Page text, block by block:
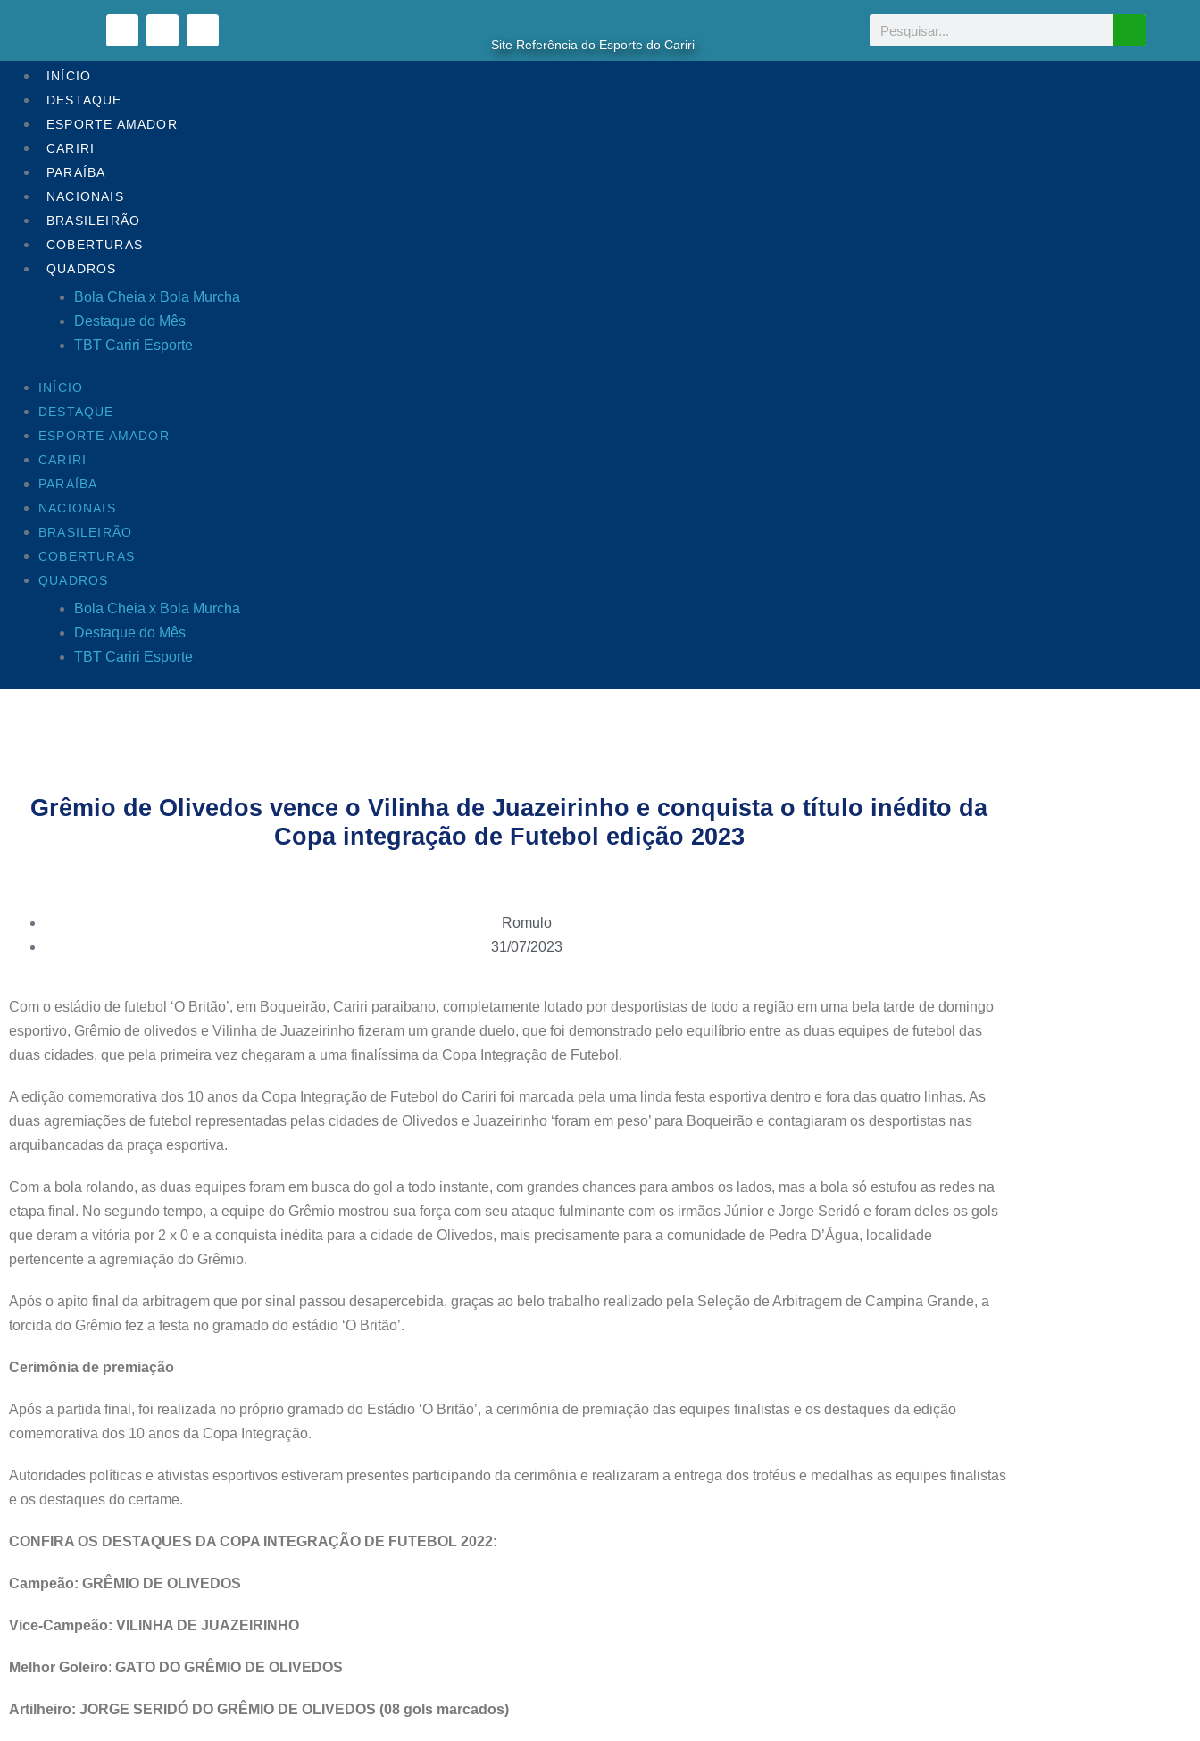
Site Referência do Esporte do Cariri
INÍCIO
DESTAQUE
ESPORTE AMADOR
CARIRI
PARAÍBA
NACIONAIS
BRASILEIRÃO
COBERTURAS
QUADROS
Bola Cheia x Bola Murcha
Destaque do Mês
TBT Cariri Esporte
INÍCIO
DESTAQUE
ESPORTE AMADOR
CARIRI
PARAÍBA
NACIONAIS
BRASILEIRÃO
COBERTURAS
QUADROS
Bola Cheia x Bola Murcha
Destaque do Mês
TBT Cariri Esporte
Grêmio de Olivedos vence o Vilinha de Juazeirinho e conquista o título inédito da
Copa integração de Futebol edição 2023
Romulo
31/07/2023
Com o estádio de futebol ‘O Britão’, em Boqueirão, Cariri paraibano, completamente lotado por desportistas de todo a região em uma bela tarde de domingo
esportivo, Grêmio de olivedos e Vilinha de Juazeirinho fizeram um grande duelo, que foi demonstrado pelo equilíbrio entre as duas equipes de futebol das
duas cidades, que pela primeira vez chegaram a uma finalíssima da Copa Integração de Futebol.
A edição comemorativa dos 10 anos da Copa Integração de Futebol do Cariri foi marcada pela uma linda festa esportiva dentro e fora das quatro linhas. As
duas agremiações de futebol representadas pelas cidades de Olivedos e Juazeirinho ‘foram em peso’ para Boqueirão e contagiaram os desportistas nas
arquibancadas da praça esportiva.
Com a bola rolando, as duas equipes foram em busca do gol a todo instante, com grandes chances para ambos os lados, mas a bola só estufou as redes na
etapa final. No segundo tempo, a equipe do Grêmio mostrou sua força com seu ataque fulminante com os irmãos Júnior e Jorge Seridó e foram deles os gols
que deram a vitória por 2 x 0 e a conquista inédita para a cidade de Olivedos, mais precisamente para a comunidade de Pedra D’Água, localidade
pertencente a agremiação do Grêmio.
Após o apito final da arbitragem que por sinal passou desapercebida, graças ao belo trabalho realizado pela Seleção de Arbitragem de Campina Grande, a
torcida do Grêmio fez a festa no gramado do estádio ‘O Britão’.
Cerimônia de premiação
Após a partida final, foi realizada no próprio gramado do Estádio ‘O Britão’, a cerimônia de premiação das equipes finalistas e os destaques da edição
comemorativa dos 10 anos da Copa Integração.
Autoridades políticas e ativistas esportivos estiveram presentes participando da cerimônia e realizaram a entrega dos troféus e medalhas as equipes finalistas
e os destaques do certame.
CONFIRA OS DESTAQUES DA COPA INTEGRAÇÃO DE FUTEBOL 2022:
Campeão: GRÊMIO DE OLIVEDOS
Vice-Campeão: VILINHA DE JUAZEIRINHO
Melhor Goleiro: GATO DO GRÊMIO DE OLIVEDOS
Artilheiro: JORGE SERIDÓ DO GRÊMIO DE OLIVEDOS (08 gols marcados)